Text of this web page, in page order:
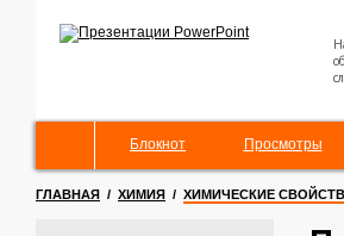
Блокнот Просмотры
ГЛАВНАЯ / ХИМИЯ / ХИМИЧЕСКИЕ